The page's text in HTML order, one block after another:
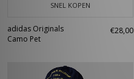
SNEL KOPEN
adidas Originals
Camo Pet
€28,00